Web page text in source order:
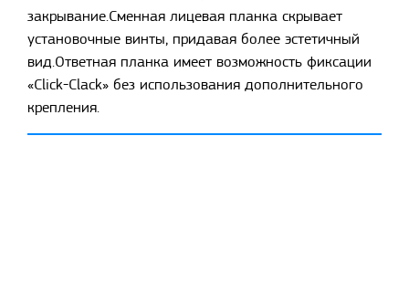
закрывание.Сменная лицевая планка скрывает
установочные винты, придавая более эстетичный
вид.Ответная планка имеет возможность фиксации
«Click-Clack» без использования дополнительного
крепления.